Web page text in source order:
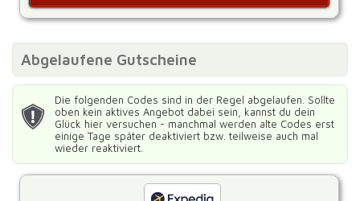
Abgelaufene Gutscheine
Die folgenden Codes sind in der Regel abgelaufen. Sollte
oben kein aktives Angebot dabei sein, kannst du dein
Glück hier versuchen - manchmal werden alte Codes erst
einige Tage später deaktiviert bzw. teilweise auch mal
wieder reaktiviert.